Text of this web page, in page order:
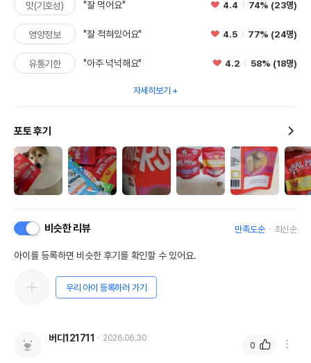
맛(기호성) "잘 먹어요" 4.4 74% (23명)
영양정보 "잘 적혀있어요" 4.5 77% (24명)
유통기한 "아주 넉넉해요" 4.2 58% (18명)
자세히보기
포토 후기
비슷한 리뷰 만족도순 최신순
아이를 등록하면 비슷한 후기를 확인할 수 있어요.
우리 아이 등록하러 가기
버디121711 2026.06.30
0